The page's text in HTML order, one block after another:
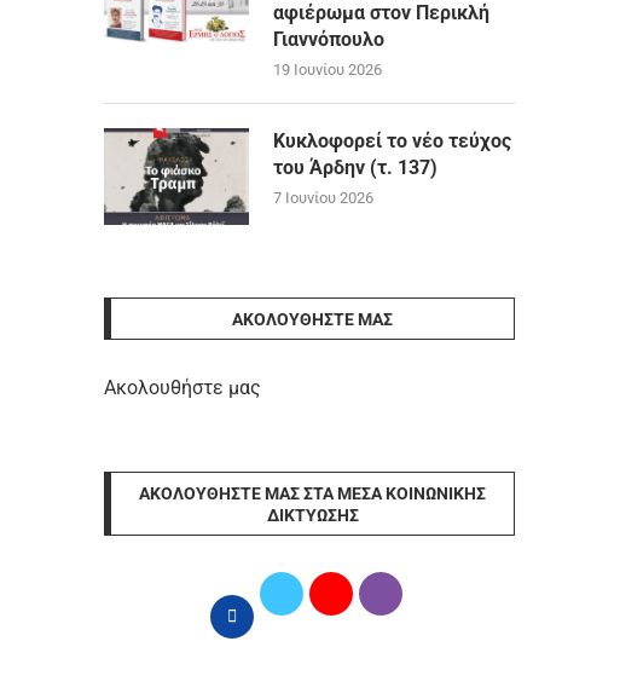
αφιέρωμα στον Περικλή
Γιαννόπουλο
19 Ιουνίου 2026
Κυκλοφορεί το νέο τεύχος
του Άρδην (τ. 137)
7 Ιουνίου 2026
ΑΚΟΛΟΥΘΉΣΤΕ ΜΑΣ
Ακολουθήστε μας
ΑΚΟΛΟΥΘΉΣΤΕ ΜΑΣ ΣΤΑ ΜΈΣΑ ΚΟΙΝΩΝΙΚΉΣ
ΔΙΚΤΎΩΣΗΣ